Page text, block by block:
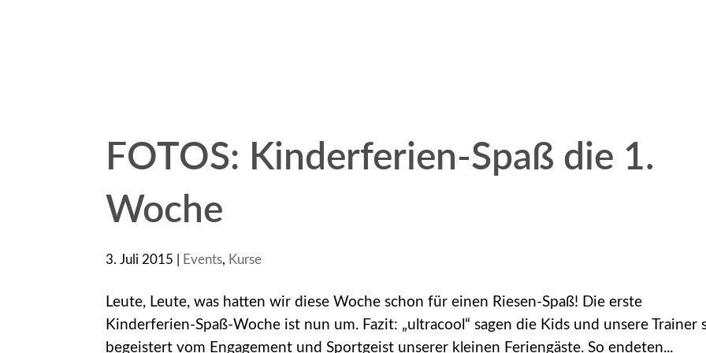
FOTOS: Kinderferien-Spaß die 1.
Woche
3. Juli 2015 Events, Kurse
Leute, Leute, was hatten wir diese Woche schon für einen Riesen-Spaß! Die erste
Kinderferien-Spaß-Woche ist nun um. Fazit: „ultracool“ sagen die Kids und unsere Trainer
begeistert vom Engagement und Sportgeist unserer kleinen Feriengäste. So endeten...